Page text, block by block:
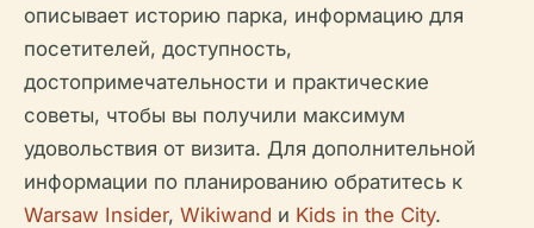
описывает историю парка, информацию для
посетителей, доступность,
достопримечательности и практические
советы, чтобы вы получили максимум
удовольствия от визита. Для дополнительной
информации по планированию обратитесь к
Warsaw Insider, Wikiwand и Kids in the City.